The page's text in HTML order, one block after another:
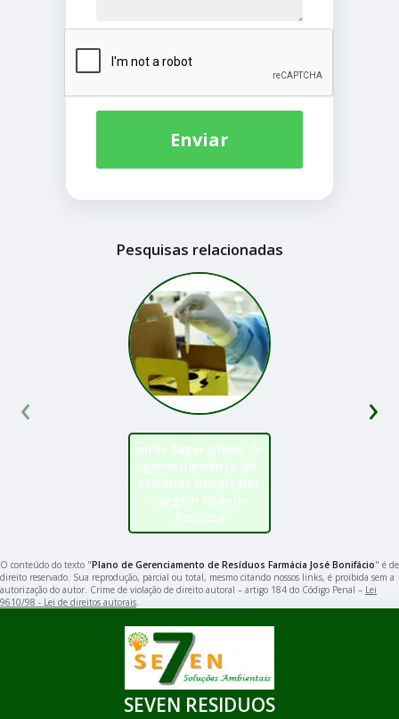
Enviar
Pesquisas relacionadas
onde fazer plano de
gerenciamento de
resíduos hospitalar
Vargem Grande
Paulista
‹ ›
O conteúdo do texto "Plano de Gerenciamento de Resíduos Farmácia José Bonifácio" é de
direito reservado. Sua reprodução, parcial ou total, mesmo citando nossos links, é proibida sem a
autorização do autor. Crime de violação de direito autoral – artigo 184 do Código Penal – Lei
9610/98 - Lei de direitos autorais
SEVEN RESIDUOS